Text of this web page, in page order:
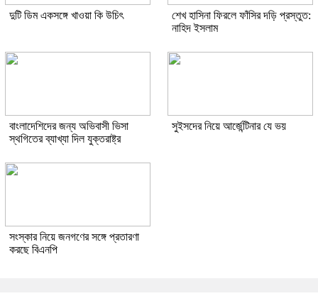
দুটি ডিম একসঙ্গে খাওয়া কি উচিৎ
শেখ হাসিনা ফিরলে ফাঁসির দড়ি প্রস্তুত:
নাহিদ ইসলাম
বাংলাদেশিদের জন্য অভিবাসী ভিসা
স্থগিতের ব্যাখ্যা দিল যুক্তরাষ্ট্র
সুইসদের নিয়ে আর্জেন্টিনার যে ভয়
সংস্কার নিয়ে জনগণের সঙ্গে প্রতারণা
করছে বিএনপি